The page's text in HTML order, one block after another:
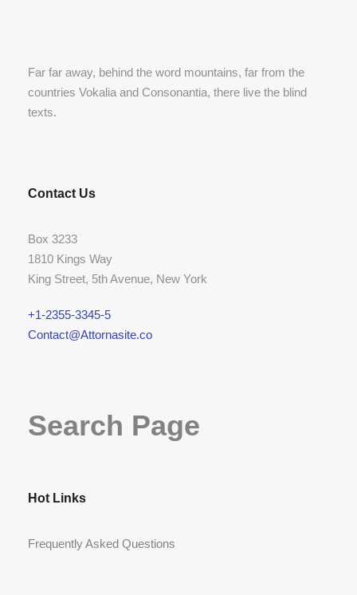
Far far away, behind the word mountains, far from the
countries Vokalia and Consonantia, there live the blind
texts.
Contact Us
Box 3233
1810 Kings Way
King Street, 5th Avenue, New York
+1-2355-3345-5
Contact@Attornasite.co
Search Page
Hot Links
Frequently Asked Questions